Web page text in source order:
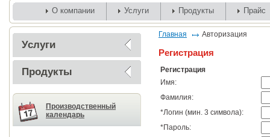
О компании Услуги Продукты Прайс
Услуги
Продукты
Производственный
календарь
Главная Авторизация
Регистрация
Регистрация
Имя:
Фамилия:
*Логин (мин. 3 символа):
*Пароль: